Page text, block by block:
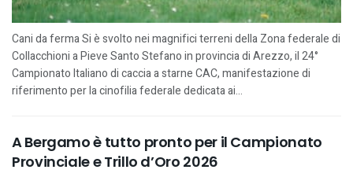
Cani da ferma Si è svolto nei magnifici terreni della Zona federale di
Collacchioni a Pieve Santo Stefano in provincia di Arezzo, il 24°
Campionato Italiano di caccia a starne CAC, manifestazione di
riferimento per la cinofilia federale dedicata ai...
A Bergamo è tutto pronto per il Campionato
Provinciale e Trillo d’Oro 2026